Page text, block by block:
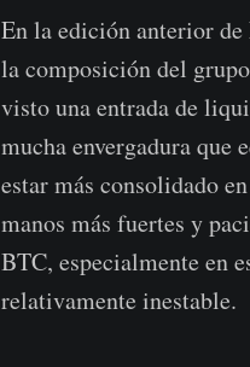
En la edición anterior
la composición del
visto una entrada de
mucha envergadura que
estar más consolidado
manos más fuertes y
BTC, especialmente en
relativamente inestable.